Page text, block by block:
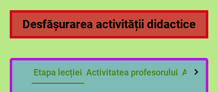
Desfășurarea activității didactice
Etapa lecției Activitatea profesorului